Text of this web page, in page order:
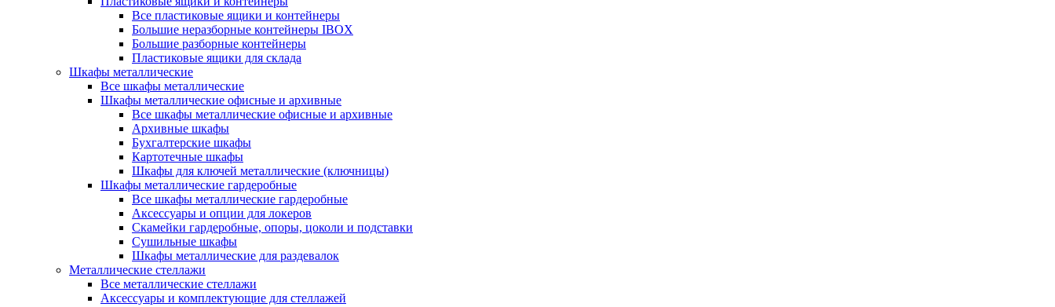
Все пластиковые ящики и контейнеры
Большие неразборные контейнеры IBOX
Большие разборные контейнеры
Пластиковые ящики для склада
Шкафы металлические
Все шкафы металлические
Шкафы металлические офисные и архивные
Все шкафы металлические офисные и архивные
Архивные шкафы
Бухгалтерские шкафы
Картотечные шкафы
Шкафы для ключей металлические (ключницы)
Шкафы металлические гардеробные
Все шкафы металлические гардеробные
Аксессуары и опции для локеров
Скамейки гардеробные, опоры, цоколи и подставки
Сушильные шкафы
Шкафы металлические для раздевалок
Металлические стеллажи
Все металлические стеллажи
Аксессуары и комплектующие для стеллажей